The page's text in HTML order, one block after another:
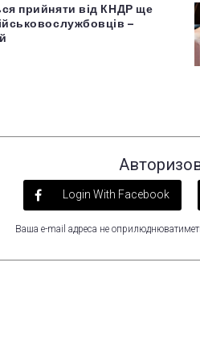
прийняти від КНДР ще
–
Login With Facebook
Ваша e-mail адреса не